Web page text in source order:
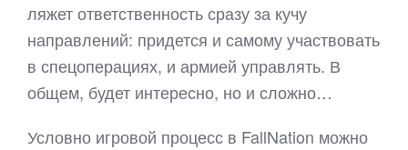
ляжет ответственность сразу за кучу
направлений: придется и самому участвовать
в спецоперациях, и армией управлять. В
общем, будет интересно, но и сложно…
Условно игровой процесс в FallNation можно